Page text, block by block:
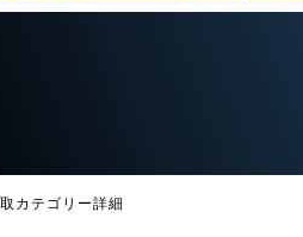
カテゴリー詳細